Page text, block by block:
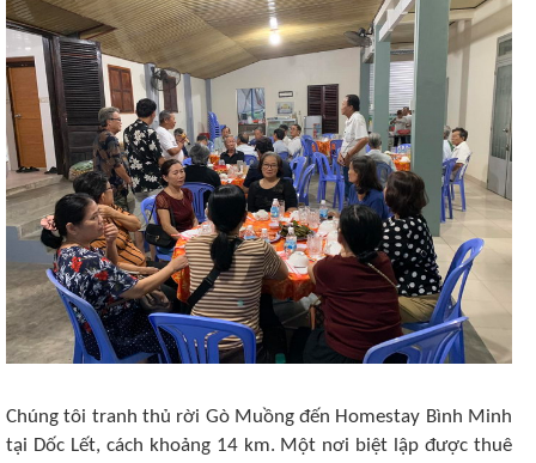
Chúng tôi tranh thủ rời Gò Muồng đến Homestay Bình Minh
tại Dốc Lết, cách khoảng 14 km. Một nơi biệt lập được thuê